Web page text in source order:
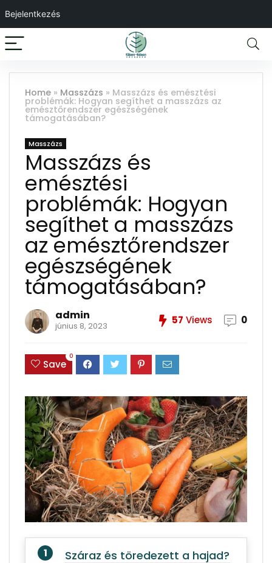
Bejelentkezés
Home » Masszázs » Masszázs és emésztési
problémák: Hogyan segíthet a masszázs az
emésztőrendszer egészségének
támogatásában?
Masszázs
Masszázs és
emésztési
problémák: Hogyan
segíthet a masszázs
az emésztőrendszer
egészségének
támogatásában?
admin
június 8, 2023 57 Views 0
Save
0
Száraz és töredezett a hajad?